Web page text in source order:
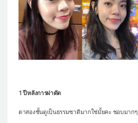
1 ปีหลังการผ่าตัด
ตาสองชั้นดูเป็นธรรมชาติมากใช่มั้ยคะ ชอบมากๆ